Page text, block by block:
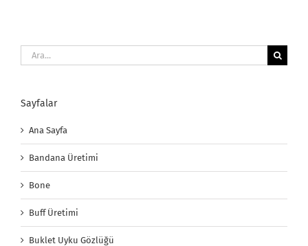
Ara:
Sayfalar
Ana Sayfa
Bandana Üretimi
Bone
Buff Üretimi
Buklet Uyku Gözlüğü